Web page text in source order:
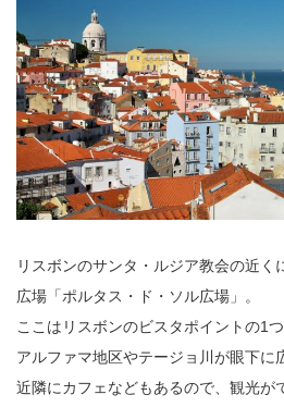
リスボンのサンタ・ルジア教会の近く
広場「ポルタス・ド・ソル広場」。
ここはリスボンのビスタポイントの1つ
アルファマ地区やテージョ川が眼下に
近隣にカフェなどもあるので、観光が